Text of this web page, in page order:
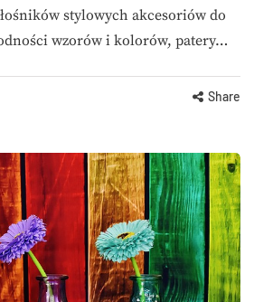
stylowych akcesoriów do
wzorów i kolorów, patery…
Share